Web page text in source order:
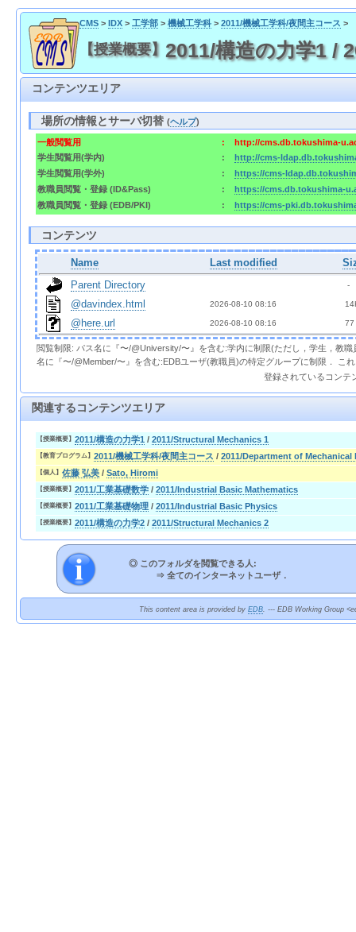
CMS> IDX> 工学部> 機械工学科> 2011/機械工学科/夜間主コース >
【授業概要】 2011/構造の力学1 /
コンテンツエリア
場所の情報とサーバ切替(ヘルプ)
一般閲覧用 :
http://cms.db.tokushima-
学生閲覧用(学内)
:
http://cms-
学生閲覧用(学外)
:
https://cms-
教職員閲覧・登録 (ID&Pass)
:
https://cms.db.tokushima-
教職員閲覧・登録 (EDB/PKI)
: https://cms-
コンテンツ
Name Last modified
Parent Directory
  -
@davindex.html 2026-08-10 08:16
@here.url 2026-08-10 08:16 77
閲覧制限: パス名に『〜/@University/〜』を含む:学内に制限(ただし，学生，教
名に『〜/@Member/〜』を含む:EDBユーザ(教職員)の特定グループに制限． こ
登録されているコンテ
関連するコンテンツエリア
【授業概要】 2011/構造の力学1 / 2011/Structural Mechanics 1
【教育プログラム】 2011/機械工学科/夜間主コース / 2011/Department of
【個人】 佐藤 弘美 / Sato, Hiromi
【授業概要】 2011/工業基礎数学 / 2011/Industrial Basic Mathematics
【授業概要】 2011/工業基礎物理 / 2011/Industrial Basic Physics
【授業概要】 2011/構造の力学2 / 2011/Structural Mechanics 2
◎ このフォルダを閲覧できる人:
⇒ 全てのインターネットユーザ．
This content area is provided by EDB. --- EDB Working Group